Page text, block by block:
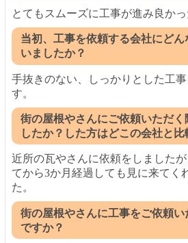
とてもスムーズに工事が進み良かっ
当初、工事を依頼する会社にど
いましたか？
手抜きのない、しっかりとした工
す。
街の屋根やさんにご依頼いただく
したか？した方はどこの会社と比
近所の瓦やさんに依頼をしました
てから3か月経過しても見に来てく
た。
街の屋根やさんに工事をご依頼
ですか？